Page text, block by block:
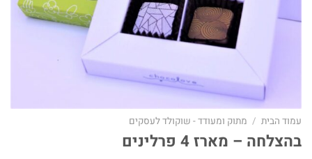
עמוד הבית / מתוק ומעודד - שוקולד לעסקים
בהצלחה – מארז 4 פרלינים